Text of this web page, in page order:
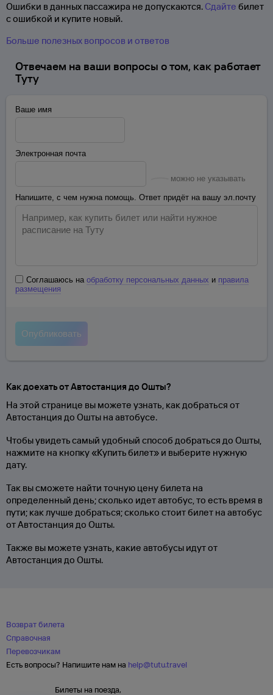
Ошибки в данных пассажира не допускаются. Сдайте билет
с ошибкой и купите новый.
Больше полезных вопросов и ответов
Отвечаем на ваши вопросы о том, как работает
Туту
Ваше имя
Электронная почта
можно не указывать
Напишите, с чем нужна помощь. Ответ придёт на вашу эл.почту
Соглашаюсь на обработку персональных данных и правила
размещения
Как доехать от Автостанция до Ошты?
На этой странице вы можете узнать, как добраться от
Автостанция до Ошты на автобусе.
Чтобы увидеть самый удобный способ добраться до Ошты,
нажмите на кнопку «Купить билет» и выберите нужную
дату.
Так вы сможете найти точную цену билета на
определенный день; сколько идет автобус, то есть время в
пути; как лучше добраться; сколько стоит билет на автобус
от Автостанция до Ошты.
Также вы можете узнать, какие автобусы идут от
Автостанция до Ошты.
Возврат билета
Справочная
Перевозчикам
Есть вопросы? Напишите нам на help@tutu.travel
Билеты на поезда,